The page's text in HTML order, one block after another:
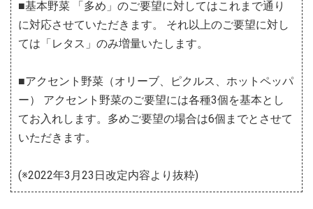
■基本野菜 「多め」のご要望に対してはこれまで通り
に対応させていただきます。 それ以上のご要望に対し
ては「レタス」のみ増量いたします。
■アクセント野菜（オリーブ、ピクルス、ホットペッパ
ー） アクセント野菜のご要望には各種3個を基本とし
てお入れします。多めご要望の場合は6個までとさせて
いただきます。
(※2022年3月23日改定内容より抜粋)